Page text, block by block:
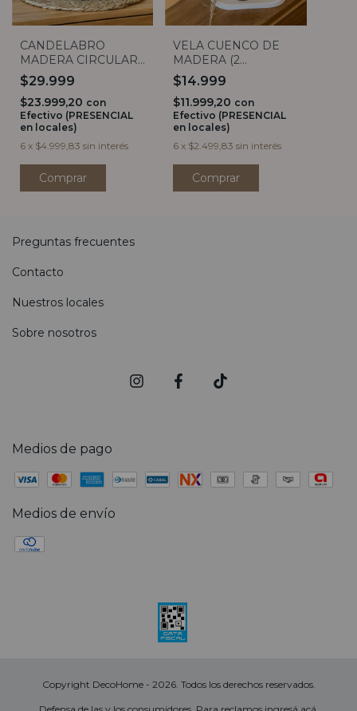
CANDELABRO
MADERA CIRCULAR
(2 TAMAÑOS)
$29.999
$23.999,20 con
Efectivo (PRESENCIAL
en locales)
6 x $4.999,83 sin interés
Comprar
VELA CUENCO DE
MADERA (2
TAMAÑOS)
$14.999
$11.999,20 con
Efectivo (PRESENCIAL
en locales)
6 x $2.499,83 sin interés
Comprar
Preguntas frecuentes
Contacto
Nuestros locales
Sobre nosotros
Medios de pago
Medios de envío
Copyright DecoHome - 2026. Todos los derechos reservados.